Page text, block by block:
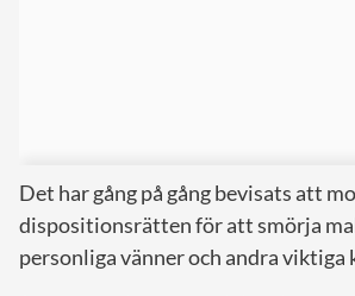
Det har gång på gång bevisats att
dispositionsrätten för att smörja
personliga vänner och andra viktiga